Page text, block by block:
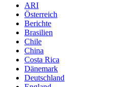
ARI
Österreich
Berichte
Brasilien
Chile
China
Costa Rica
Dänemark
Deutschland